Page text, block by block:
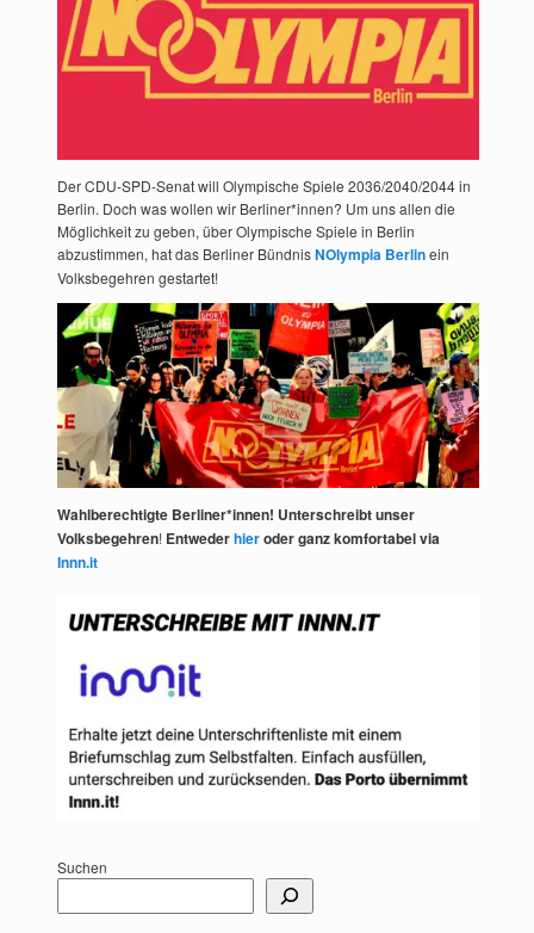
Der CDU-SPD-Senat will Olympische Spiele 2036/2040/2044 in
Berlin. Doch was wollen wir Berliner*innen? Um uns allen die
Möglichkeit zu geben, über Olympische Spiele in Berlin
abzustimmen, hat das Berliner BündnisNOlympia Berlinein
Volksbegehren gestartet!
Wahlberechtigte Berliner*innen! Unterschreibt unser
Volksbegehren! Entwederhieroder ganz komfortabel via
Innn.it
Suchen